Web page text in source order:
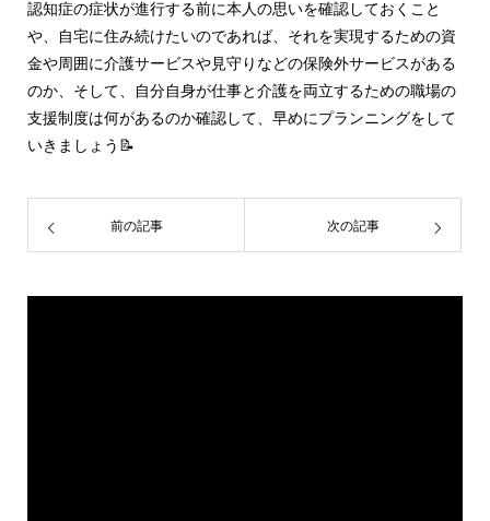
認知症の症状が進行する前に本人の思いを確認しておくこと
や、自宅に住み続けたいのであれば、それを実現するための資
金や周囲に介護サービスや見守りなどの保険外サービスがある
のか、そして、自分自身が仕事と介護を両立するための職場の
支援制度は何があるのか確認して、早めにプランニングをして
いきましょう📝
前の記事 次の記事